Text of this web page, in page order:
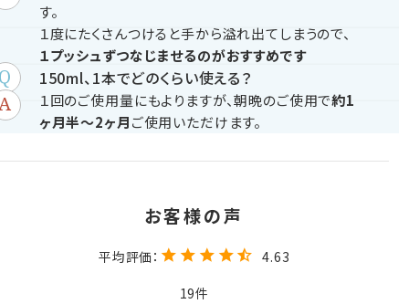
す。
１度にたくさんつけると手から溢れ出てしまうので、
１プッシュずつなじませるのがおすすめです
150ml、1本でどのくらい使える？
１回のご使用量にもよりますが、朝晩のご使用で約1
ヶ月半～2ヶ月ご使用いただけます。
4.63
19